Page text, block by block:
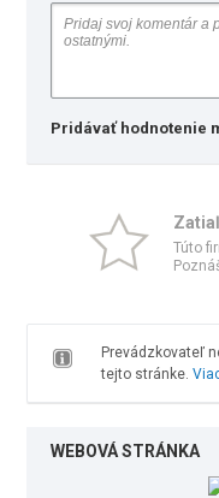
Pridávať hodnotenie
Túto
Prevádzkovateľ
tejto stránke.
WEBOVÁ STRÁNKA